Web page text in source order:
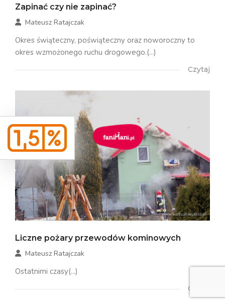
Zapinać czy nie zapinać?
Mateusz Ratajczak
Okres świąteczny, poświąteczny oraz noworoczny to
okres wzmożonego ruchu drogowego.(...)
Czytaj
Liczne pożary przewodów kominowych
Mateusz Ratajczak
Ostatnimi czasy(...)
Czytaj